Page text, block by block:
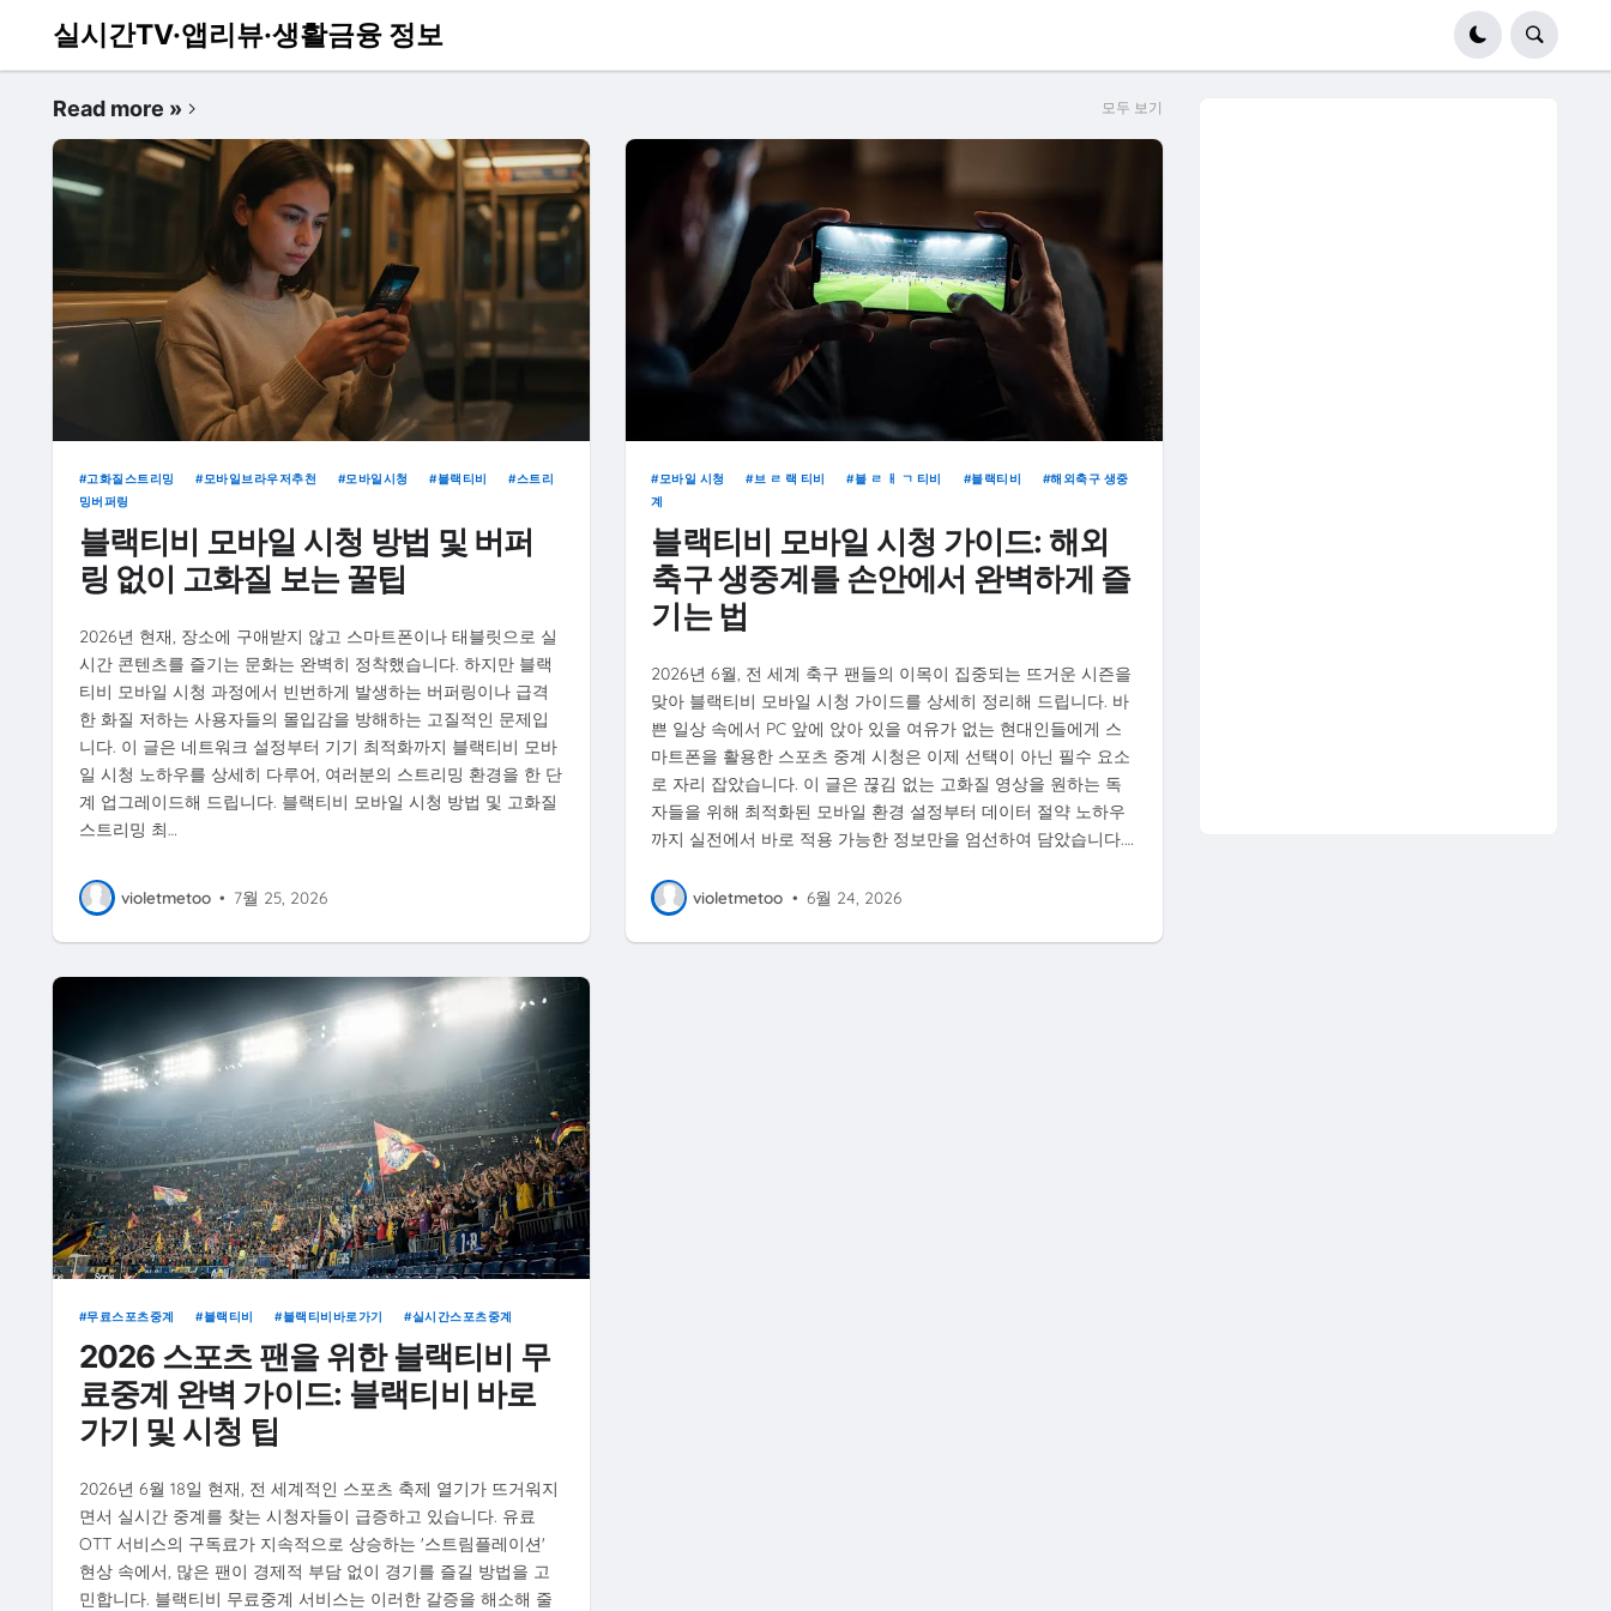
실시간TV·앱리뷰·생활금융 정보
Read more » 모두 보기
고화질스트리밍 모바일브라우저추천 모바일시청 블랙티비
스트리
밍버퍼링
블랙티비 모바일 시청 방법 및 버퍼
링 없이 고화질 보는 꿀팁
2026년 현재, 장소에 구애받지 않고 스마트폰이나 태블릿으로 실
시간 콘텐츠를 즐기는 문화는 완벽히 정착했습니다. 하지만 블랙
티비 모바일 시청 과정에서 빈번하게 발생하는 버퍼링이나 급격
한 화질 저하는 사용자들의 몰입감을 방해하는 고질적인 문제입
니다. 이 글은 네트워크 설정부터 기기 최적화까지 블랙티비 모바
일 시청 노하우를 상세히 다루어, 여러분의 스트리밍 환경을 한 단
계 업그레이드해 드립니다. 블랙티비 모바일 시청 방법 및 고화질
스트리밍 최…
violetmetoo • 7월 25, 2026
모바일 시청 브 ㄹ 랙 티비 블 ㄹ ㅐ ㄱ 티비 블랙티비
해외축구 생중
계
블랙티비 모바일 시청 가이드: 해외
축구 생중계를 손안에서 완벽하게 즐
기는 법
2026년 6월, 전 세계 축구 팬들의 이목이 집중되는 뜨거운 시즌을
맞아 블랙티비 모바일 시청 가이드를 상세히 정리해 드립니다. 바
쁜 일상 속에서 PC 앞에 앉아 있을 여유가 없는 현대인들에게 스
마트폰을 활용한 스포츠 중계 시청은 이제 선택이 아닌 필수 요소
로 자리 잡았습니다. 이 글은 끊김 없는 고화질 영상을 원하는 독
자들을 위해 최적화된 모바일 환경 설정부터 데이터 절약 노하우
까지 실전에서 바로 적용 가능한 정보만을 엄선하여 담았습니다.…
violetmetoo • 6월 24, 2026
무료스포츠중계 블랙티비 블랙티비바로가기 실시간스포츠중계
2026 스포츠 팬을 위한 블랙티비 무
료중계 완벽 가이드: 블랙티비 바로
가기 및 시청 팁
2026년 6월 18일 현재, 전 세계적인 스포츠 축제 열기가 뜨거워지
면서 실시간 중계를 찾는 시청자들이 급증하고 있습니다. 유료
OTT 서비스의 구독료가 지속적으로 상승하는 '스트림플레이션'
현상 속에서, 많은 팬이 경제적 부담 없이 경기를 즐길 방법을 고
민합니다. 블랙티비 무료중계 서비스는 이러한 갈증을 해소해 줄